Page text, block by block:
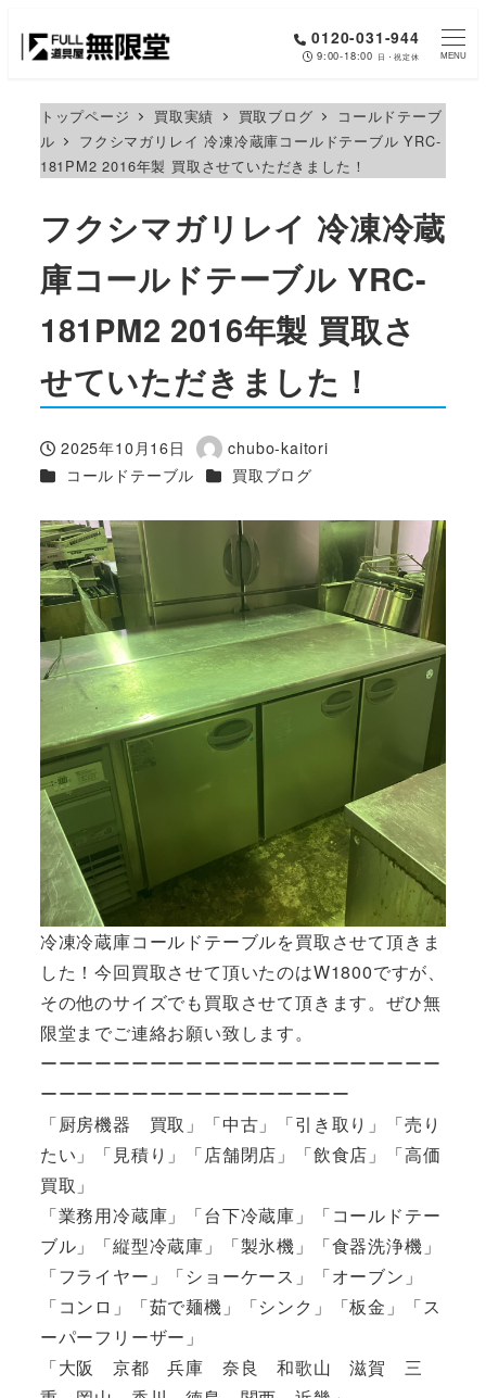
0120-031-944
9:00-18:00 日・祝定休 MENU
トップページ 買取実績 買取ブログ
コールドテーブ
ル
フクシマガリレイ 冷凍冷蔵庫コールドテーブル YRC-
181PM2 2016年製 買取させていただきました！
フクシマガリレイ 冷凍冷蔵
庫コールドテーブル YRC-
181PM2 2016年製 買取さ
せていただきました！
投稿日
2025年10月16日
著
者
chubo-kaitori
カテゴリー
コールドテーブル カテゴリー
買取ブログ
冷凍冷蔵庫コールドテーブルを買取させて頂きま
した！今回買取させて頂いたのはW1800ですが、
その他のサイズでも買取させて頂きます。ぜひ無
限堂までご連絡お願い致します。
ーーーーーーーーーーーーーーーーーーーーーー
ーーーーーーーーーーーーーーーーー
「厨房機器 買取」「中古」「引き取り」「売り
たい」「見積り」「店舗閉店」「飲食店」「高価
買取」
「業務用冷蔵庫」「台下冷蔵庫」「コールドテー
ブル」「縦型冷蔵庫」「製氷機」「食器洗浄機」
「フライヤー」「ショーケース」「オーブン」
「コンロ」「茹で麺機」「シンク」「板金」「ス
ーパーフリーザー」
「大阪 京都 兵庫 奈良 和歌山 滋賀 三